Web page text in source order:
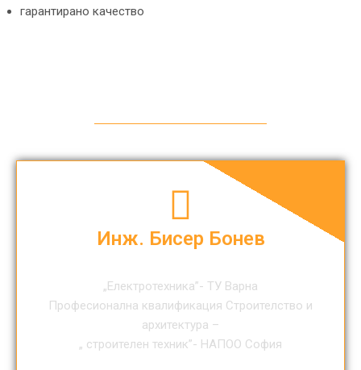
гарантирано качество
Инж. Бисер Бонев
„Електротехника”- ТУ Варна
Професионална квалификация Строителство и
архитектура –
„ строителен техник”- НАПОО София